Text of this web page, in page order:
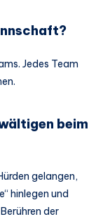
Jedes Team
beim
gelangen,
hinlegen und
der